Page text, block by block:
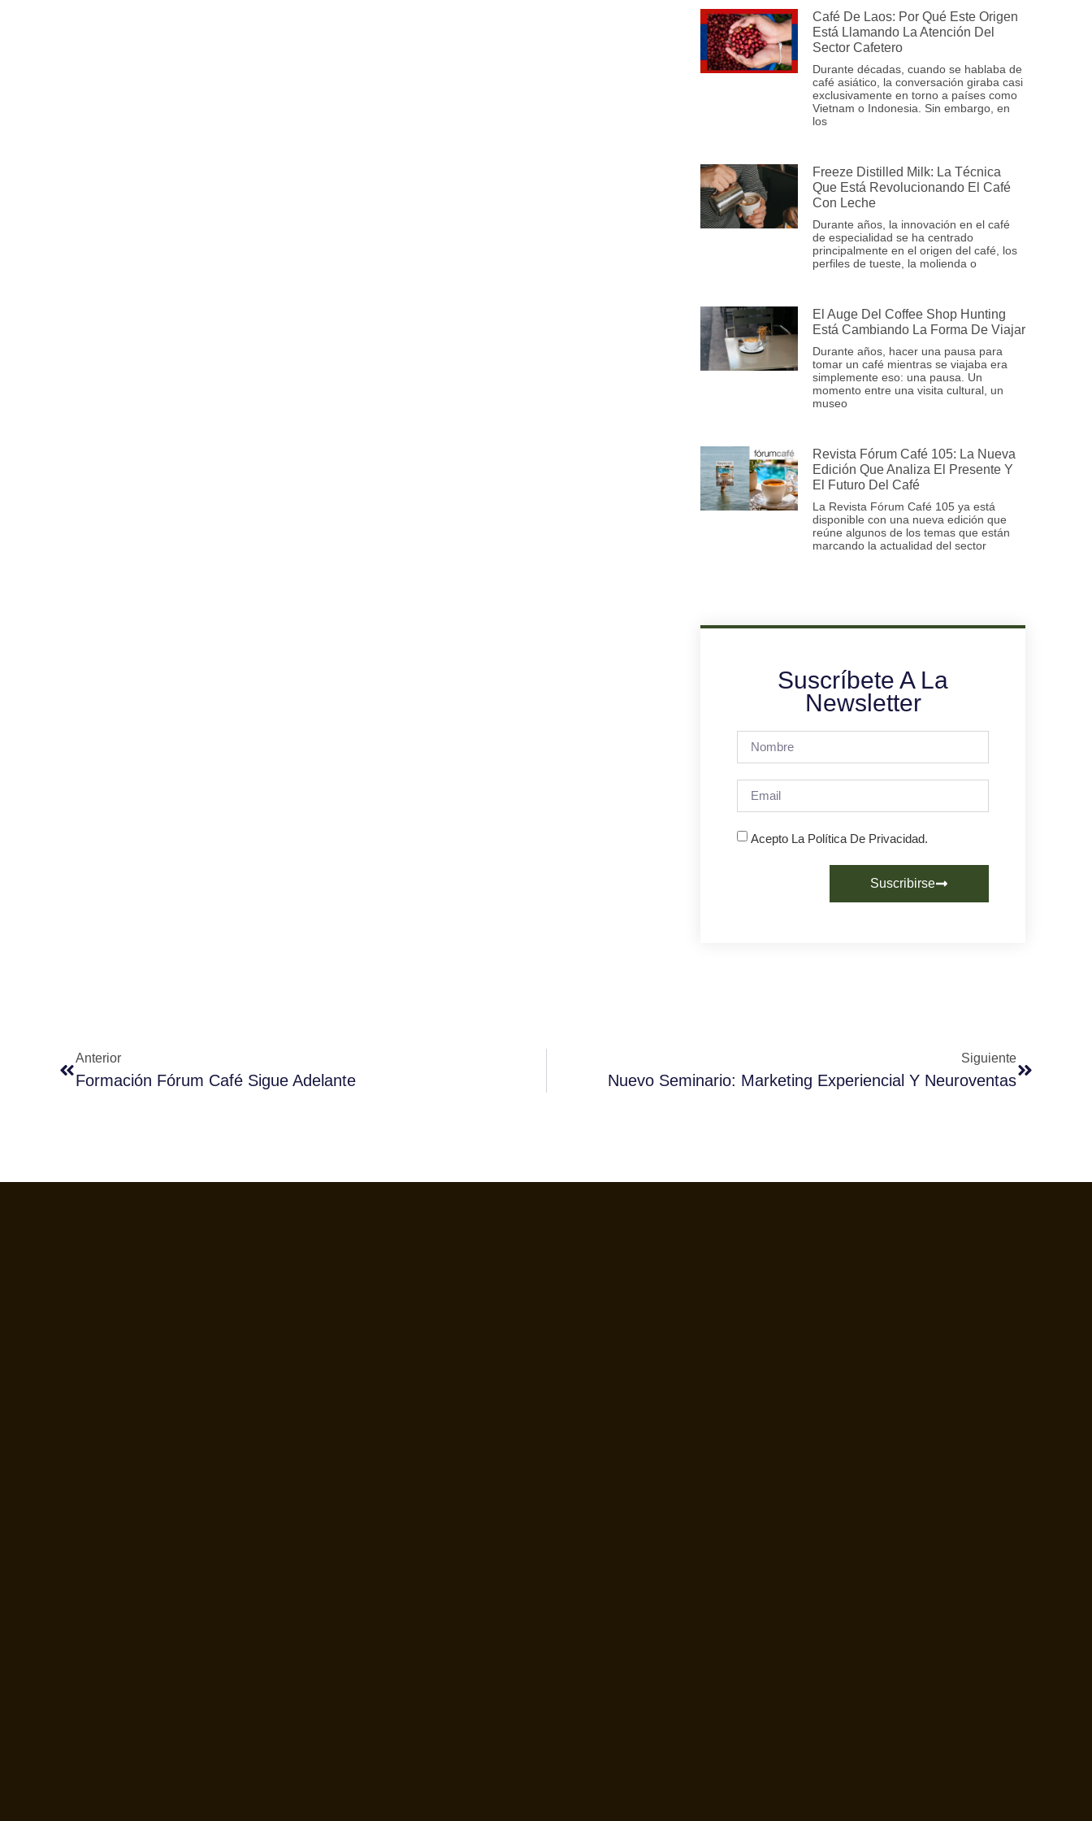
Café De Laos: Por Qué Este Origen
Está Llamando La Atención Del
Sector Cafetero
Durante décadas, cuando se hablaba de
café asiático, la conversación giraba casi
exclusivamente en torno a países como
Vietnam o Indonesia. Sin embargo, en
los
Freeze Distilled Milk: La Técnica
Que Está Revolucionando El Café
Con Leche
Durante años, la innovación en el café
de especialidad se ha centrado
principalmente en el origen del café, los
perfiles de tueste, la molienda o
El Auge Del Coffee Shop Hunting
Está Cambiando La Forma De Viajar
Durante años, hacer una pausa para
tomar un café mientras se viajaba era
simplemente eso: una pausa. Un
momento entre una visita cultural, un
museo
Revista Fórum Café 105: La Nueva
Edición Que Analiza El Presente Y
El Futuro Del Café
La Revista Fórum Café 105 ya está
disponible con una nueva edición que
reúne algunos de los temas que están
marcando la actualidad del sector
Suscríbete A La
Newsletter
Acepto La Política De Privacidad.
Suscribirse
Anterior
Formación Fórum Café Sigue Adelante
Siguiente
Nuevo Seminario: Marketing Experiencial Y Neuroventas